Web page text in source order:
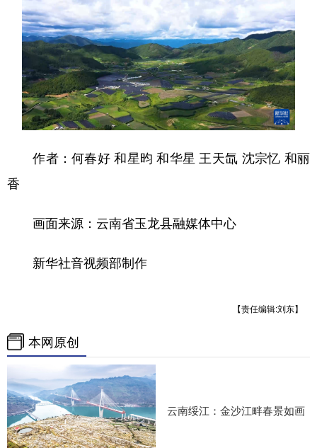
作者：何春好 和星昀 和华星 王天氙 沈宗忆 和丽
香
画面来源：云南省玉龙县融媒体中心
新华社音视频部制作
【责任编辑:刘东】
本网原创
云南绥江：金沙江畔春景如画